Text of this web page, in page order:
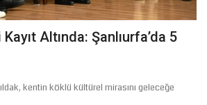
Altında: Şanlıurfa’da 5
kentin köklü kültürel mirasını geleceğe